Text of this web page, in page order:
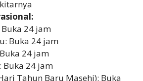
24 jam
Buka 24 jam
24 jam
Buka 24 jam
Tahun Baru Masehi): Buka